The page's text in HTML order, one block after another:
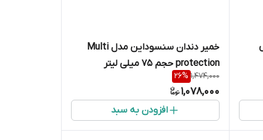
خمیر دندان سنسوداین مدل Multi
protection حجم ۷۵ میلی لیتر
1,474,000
26%
1,078,000
افزودن به سبد